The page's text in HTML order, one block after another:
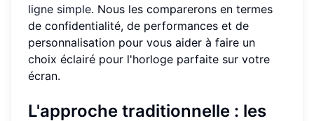
ligne simple. Nous les comparerons en termes
de confidentialité, de performances et de
personnalisation pour vous aider à faire un
choix éclairé pour l'horloge parfaite sur votre
écran.
L'approche traditionnelle : les